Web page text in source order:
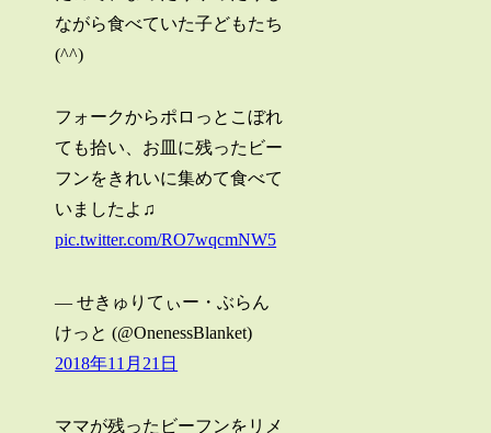
ながら食べていた子どもたち
(^^)
フォークからポロっとこぼれ
ても拾い、お皿に残ったビー
フンをきれいに集めて食べて
いましたよ♫
pic.twitter.com/RO7wqcmNW5
— せきゅりてぃー・ぶらん
けっと (@OnenessBlanket)
2018年11月21日
ママが残ったビーフンをリメ